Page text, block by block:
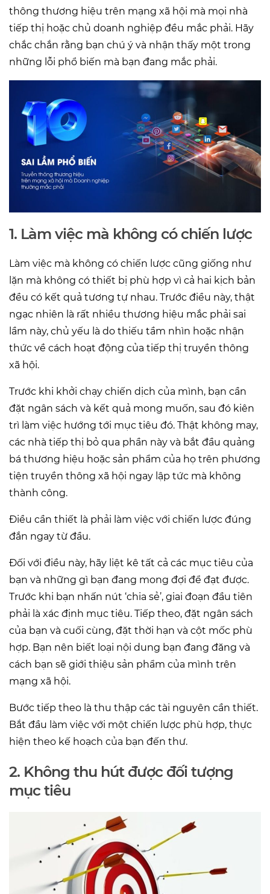
thông thương hiệu trên mạng xã hội mà mọi nhà
tiếp thị hoặc chủ doanh nghiệp đều mắc phải. Hãy
chắc chắn rằng bạn chú ý và nhận thấy một trong
những lỗi phổ biến mà bạn đang mắc phải.
1. Làm việc mà không có chiến lược
Làm việc mà không có chiến lược cũng giống như
lặn mà không có thiết bị phù hợp vì cả hai kịch bản
đều có kết quả tương tự nhau. Trước điều này, thật
ngạc nhiên là rất nhiều thương hiệu mắc phải sai
lầm này, chủ yếu là do thiếu tầm nhìn hoặc nhận
thức về cách hoạt động của tiếp thị truyền thông
xã hội.
Trước khi khởi chạy chiến dịch của mình, bạn cần
đặt ngân sách và kết quả mong muốn, sau đó kiên
trì làm việc hướng tới mục tiêu đó. Thật không may,
các nhà tiếp thị bỏ qua phần này và bắt đầu quảng
bá thương hiệu hoặc sản phẩm của họ trên phương
tiện truyền thông xã hội ngay lập tức mà không
thành công.
Điều cần thiết là phải làm việc với chiến lược đúng
đắn ngay từ đầu.
Đối với điều này, hãy liệt kê tất cả các mục tiêu của
bạn và những gì bạn đang mong đợi để đạt được.
Trước khi bạn nhấn nút ‘chia sẻ’, giai đoạn đầu tiên
phải là xác định mục tiêu. Tiếp theo, đặt ngân sách
của bạn và cuối cùng, đặt thời hạn và cột mốc phù
hợp. Bạn nên biết loại nội dung bạn đang đăng và
cách bạn sẽ giới thiệu sản phẩm của mình trên
mạng xã hội.
Bước tiếp theo là thu thập các tài nguyên cần thiết.
Bắt đầu làm việc với một chiến lược phù hợp, thực
hiện theo kế hoạch của bạn đến thư.
2. Không thu hút được đối tượng
mục tiêu